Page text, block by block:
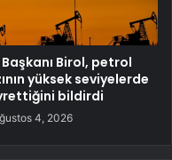
Başkanı Birol, petrol
yüksek seviyelerde
bildirdi
4, 2026